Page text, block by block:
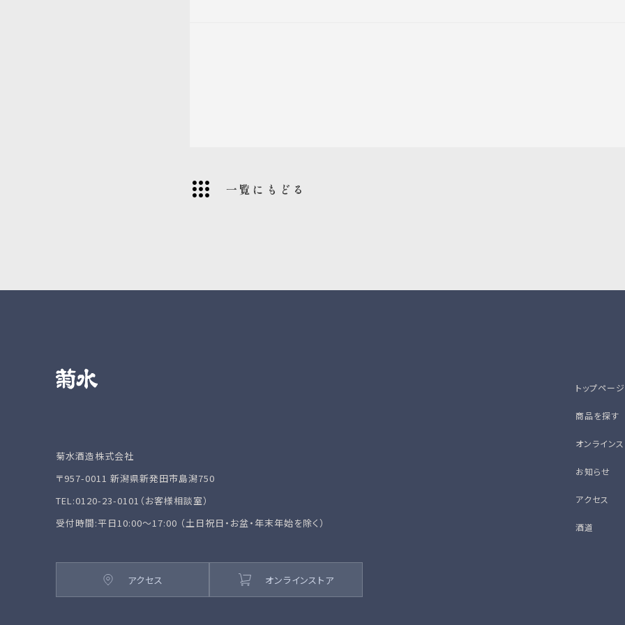
一覧にもどる
菊水酒造株式会社
〒957-0011 新潟県新発田市島潟750
TEL:0120-23-0101（お客様相談室）
受付時間:平日10:00～17:00 （土日祝日・お盆・年末年始を除く）
アクセス オンラインストア
トップページ
商品を探す
オンライン
お知らせ
アクセス
酒道